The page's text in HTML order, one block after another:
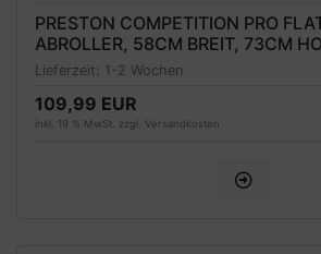
PRESTON COMPETITION PRO
ABROLLER, 58CM BREIT, 73CM
Lieferzeit: 1-2 Wochen
109,99 EUR
inkl. 19 % MwSt. zzgl. Versandkosten